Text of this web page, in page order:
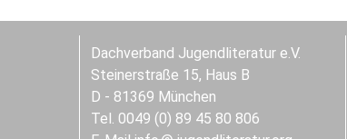
Dachverband Jugendliteratur e.V.
Steinerstraße 15, Haus B
D - 81369 München
Tel. 0049 (0) 89 45 80 806